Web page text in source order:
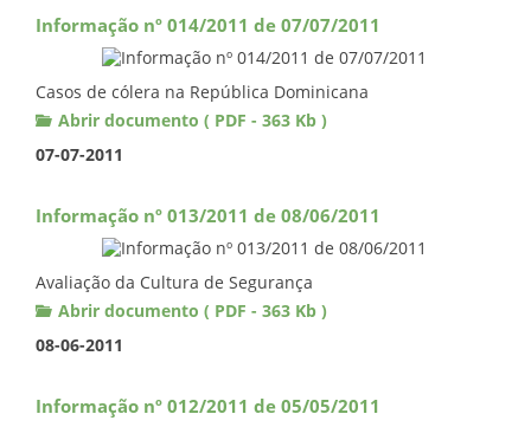
Informação nº 014/2011 de 07/07/2011
Casos de cólera na República Dominicana
Abrir documento ( PDF - 363 Kb )
07-07-2011
Informação nº 013/2011 de 08/06/2011
Avaliação da Cultura de Segurança
Abrir documento ( PDF - 363 Kb )
08-06-2011
Informação nº 012/2011 de 05/05/2011